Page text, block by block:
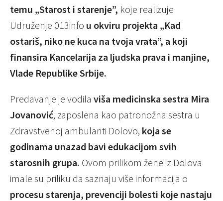
temu „Starost i starenje”, koje realizuje
Udruženje 013info u okviru projekta „Kad
ostariš, niko ne kuca na tvoja vrata”, a koji
finansira Kancelarija za ljudska prava i manjine,
Vlade Republike Srbije.
Predavanje je vodila viša medicinska sestra Mira
Jovanović, zaposlena kao patronožna sestra u
Zdravstvenoj ambulanti Dolovo, koja se
godinama unazad bavi edukacijom svih
starosnih grupa. Ovom prilikom žene iz Dolova
imale su priliku da saznaju više informacija o
procesu starenja, prevenciji bolesti koje nastaju